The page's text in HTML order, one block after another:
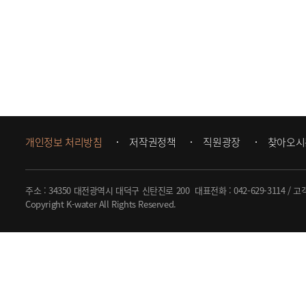
개인정보 처리방침 저작권정책 직원광장 찾아오
주소 : 34350 대전광역시 대덕구 신탄진로 200 대표전화 :042-629-3114/ 고
Copyright K-water All Rights Reserved.